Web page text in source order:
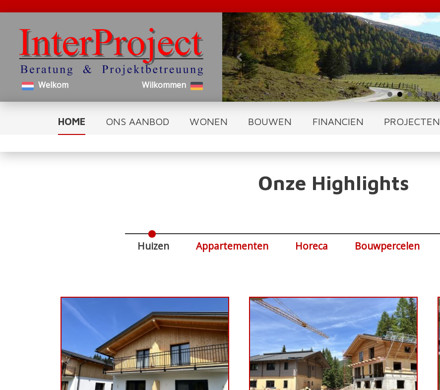
Welkom Wilkommen
HOME ONS AANBOD WONEN BOUWEN FINANCIEN PROJECTEN
Onze Highlights
Huizen Appartementen Horeca Bouwpercelen